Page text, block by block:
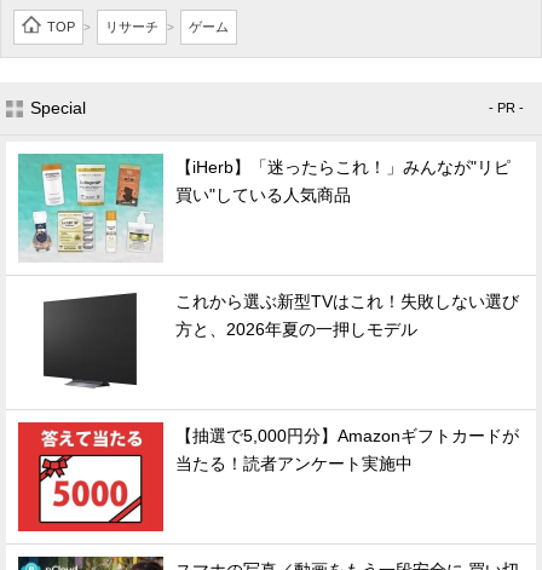
TOP > リサーチ > ゲーム
Special - PR -
【iHerb】「迷ったらこれ！」みんなが"リピ
買い"している人気商品
これから選ぶ新型TVはこれ！失敗しない選び
方と、2026年夏の一押しモデル
【抽選で5,000円分】Amazonギフトカードが
当たる！読者アンケート実施中